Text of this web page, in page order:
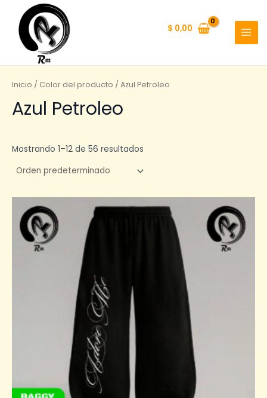
contenido
$ 0,00
MAIN
Inicio / Color del producto / Azul Petroleo
Azul Petroleo
Mostrando 1–12 de 56 resultados